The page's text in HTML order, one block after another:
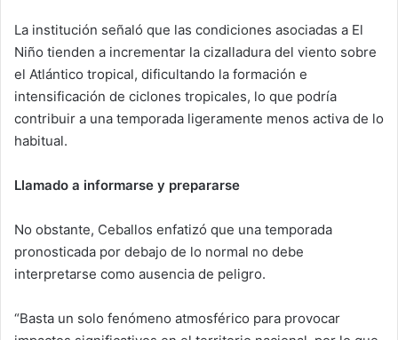
La institución señaló que las condiciones asociadas a El
Niño tienden a incrementar la cizalladura del viento sobre
el Atlántico tropical, dificultando la formación e
intensificación de ciclones tropicales, lo que podría
contribuir a una temporada ligeramente menos activa de lo
habitual.
Llamado a informarse y prepararse
No obstante, Ceballos enfatizó que una temporada
pronosticada por debajo de lo normal no debe
interpretarse como ausencia de peligro.
“Basta un solo fenómeno atmosférico para provocar